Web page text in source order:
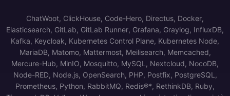
ChatWoot, ClickHouse, Code-Hero, Directus, Docker,
Elasticsearch, GitLab, GitLab Runner, Grafana, Graylog, InfluxDB,
Kafka, Keycloak, Kubernetes Control Plane, Kubernetes Node,
MariaDB, Matomo, Mattermost, Meilisearch, Memcached,
Mercure-Hub, MinIO, Mosquitto, MySQL, Nextcloud, NocoDB,
Node-RED, Node.js, OpenSearch, PHP, Postfix, PostgreSQL,
Prometheus, Python, RabbitMQ, Redis®*, RethinkDB, Ruby,